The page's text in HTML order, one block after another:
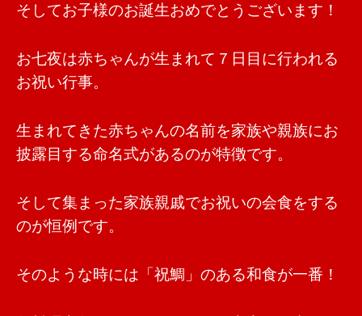
そしてお子様のお誕生おめでとうございます！
お七夜は赤ちゃんが生まれて７日目に行われる
お祝い行事。
生まれてきた赤ちゃんの名前を家族や親族にお
披露目する命名式があるのが特徴です。
そして集まった家族親戚でお祝いの会食をする
のが恒例です。
そのような時には「祝鯛」のある和食が一番！